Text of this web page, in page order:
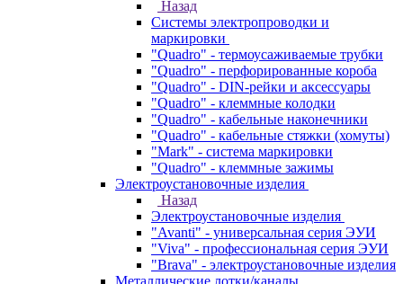
Назад
Системы электропроводки и
маркировки
"Quadro" - термоусаживаемые трубки
"Quadro" - перфорированные короба
"Quadro" - DIN-рейки и аксессуары
"Quadro" - клеммные колодки
"Quadro" - кабельные наконечники
"Quadro" - кабельные стяжки (хомуты)
"Mark" - система маркировки
"Quadro" - клеммные зажимы
Электроустановочные изделия
Назад
Электроустановочные изделия
"Avanti" - универсальная серия ЭУИ
"Viva" - профессиональная серия ЭУИ
"Brava" - электроустановочные изделия
Металлические лотки/каналы